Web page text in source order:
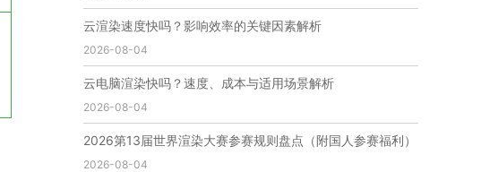
云渲染技术
云渲染原理 云渲染插件
云渲染软件
云渲染引擎
云渲染主机
云渲染软件厂家
免费云渲染
云渲染网站
云渲染收费 云渲染厂家
云渲染厂商
瑞云渲染大赛
3d渲染大赛
CG动画渲染大赛
瑞云渲染大赛报名页
云渲染速度快吗？影响效率的关键因素解析
2026-08-04
云电脑渲染快吗？速度、成本与适用场景解析
2026-08-04
2026第13届世界渲染大赛参赛规则盘点（附国人参赛福利）
2026-08-04